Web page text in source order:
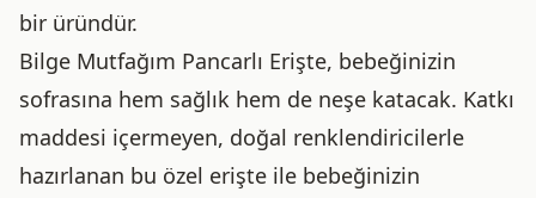
bir üründür.
Bilge Mutfağım Pancarlı Erişte, bebeğinizin
sofrasına hem sağlık hem de neşe katacak. Katkı
maddesi içermeyen, doğal renklendiricilerle
hazırlanan bu özel erişte ile bebeğinizin